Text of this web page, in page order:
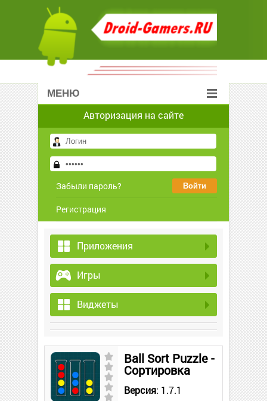
МЕНЮ
Авторизация на сайте
Забыли пароль?
Регистрация
Приложения
Игры
Виджеты
Ball Sort Puzzle -
Сортировка
Версия: 1.7.1